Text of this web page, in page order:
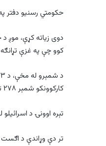
حکومتي رسنیو دفتر
دوی زیاته کړې، موږ د
کوو چې په غزې تړانګه
کارکوونکو شمېر ۲۷۸ ته رسېدلی دی.
تېره اوونۍ د اسرائیلو لخوا د
تر دې وړاندې د اګست